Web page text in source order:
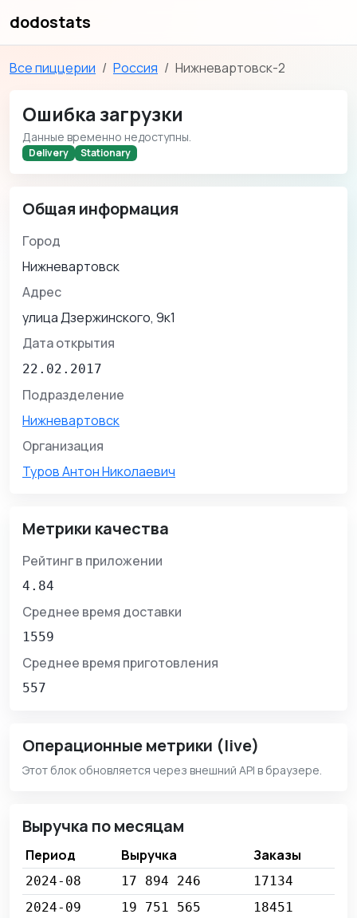
dodostats
Все пиццерии Россия Нижневартовск-2
Ошибка загрузки
Данные временно недоступны.
Delivery Stationary
Общая информация
Город
Нижневартовск
Адрес
улица Дзержинского, 9к1
Дата открытия
22.02.2017
Подразделение
Нижневартовск
Организация
Туров Антон Николаевич
Метрики качества
Рейтинг в приложении
4.84
Среднее время доставки
1559
Среднее время приготовления
557
Операционные метрики (live)
Этот блок обновляется через внешний API в браузере.
Выручка по месяцам
Период Выручка Заказы
2024-08 17 894 246
17134
2024-09
19 751 565
18451